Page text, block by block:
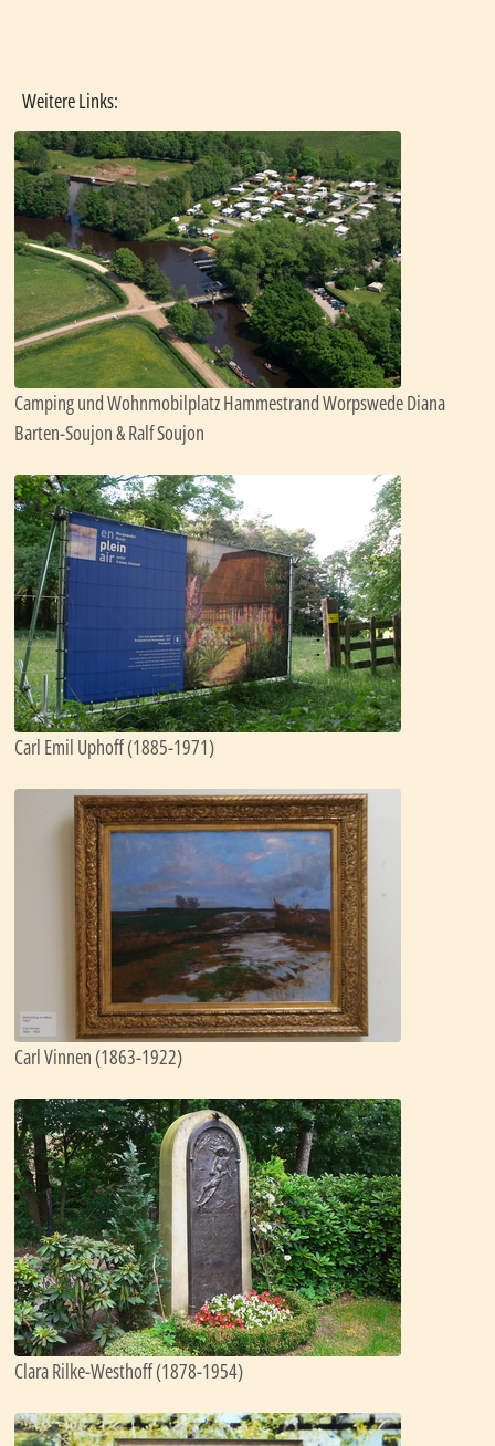
Weitere Links:
Camping und Wohnmobilplatz Hammestrand Worpswede Diana
Barten-Soujon & Ralf Soujon
Carl Emil Uphoff (1885-1971)
Carl Vinnen (1863-1922)
Clara Rilke-Westhoff (1878-1954)